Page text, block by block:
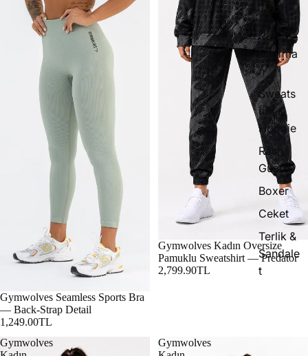
Tişört
Atlet
Eşofma
n
Sweats
hirt &
Hoodie
Rash
Guard
Boxer
Ceket
Terlik &
Sandale
t
Gymwolves Seamless Sports Bra
— Back-Strap Detail
1,249.00TL
Gymwolves Kadın Oversize
Pamuklu Sweatshirt — Predator
2,799.90TL
Gymwolves
Gymwolves